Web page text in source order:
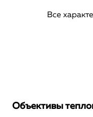
Все
Объективы